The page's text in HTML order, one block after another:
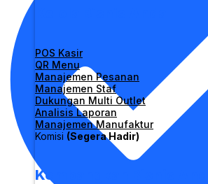
POS Kasir
QR Menu
Manajemen Pesanan
Manajemen Staf
Dukungan Multi Outlet
Analisis Laporan
Manajemen Manufaktur
Komisi (Segera Hadir)
Kembangkan Bisnis Anda